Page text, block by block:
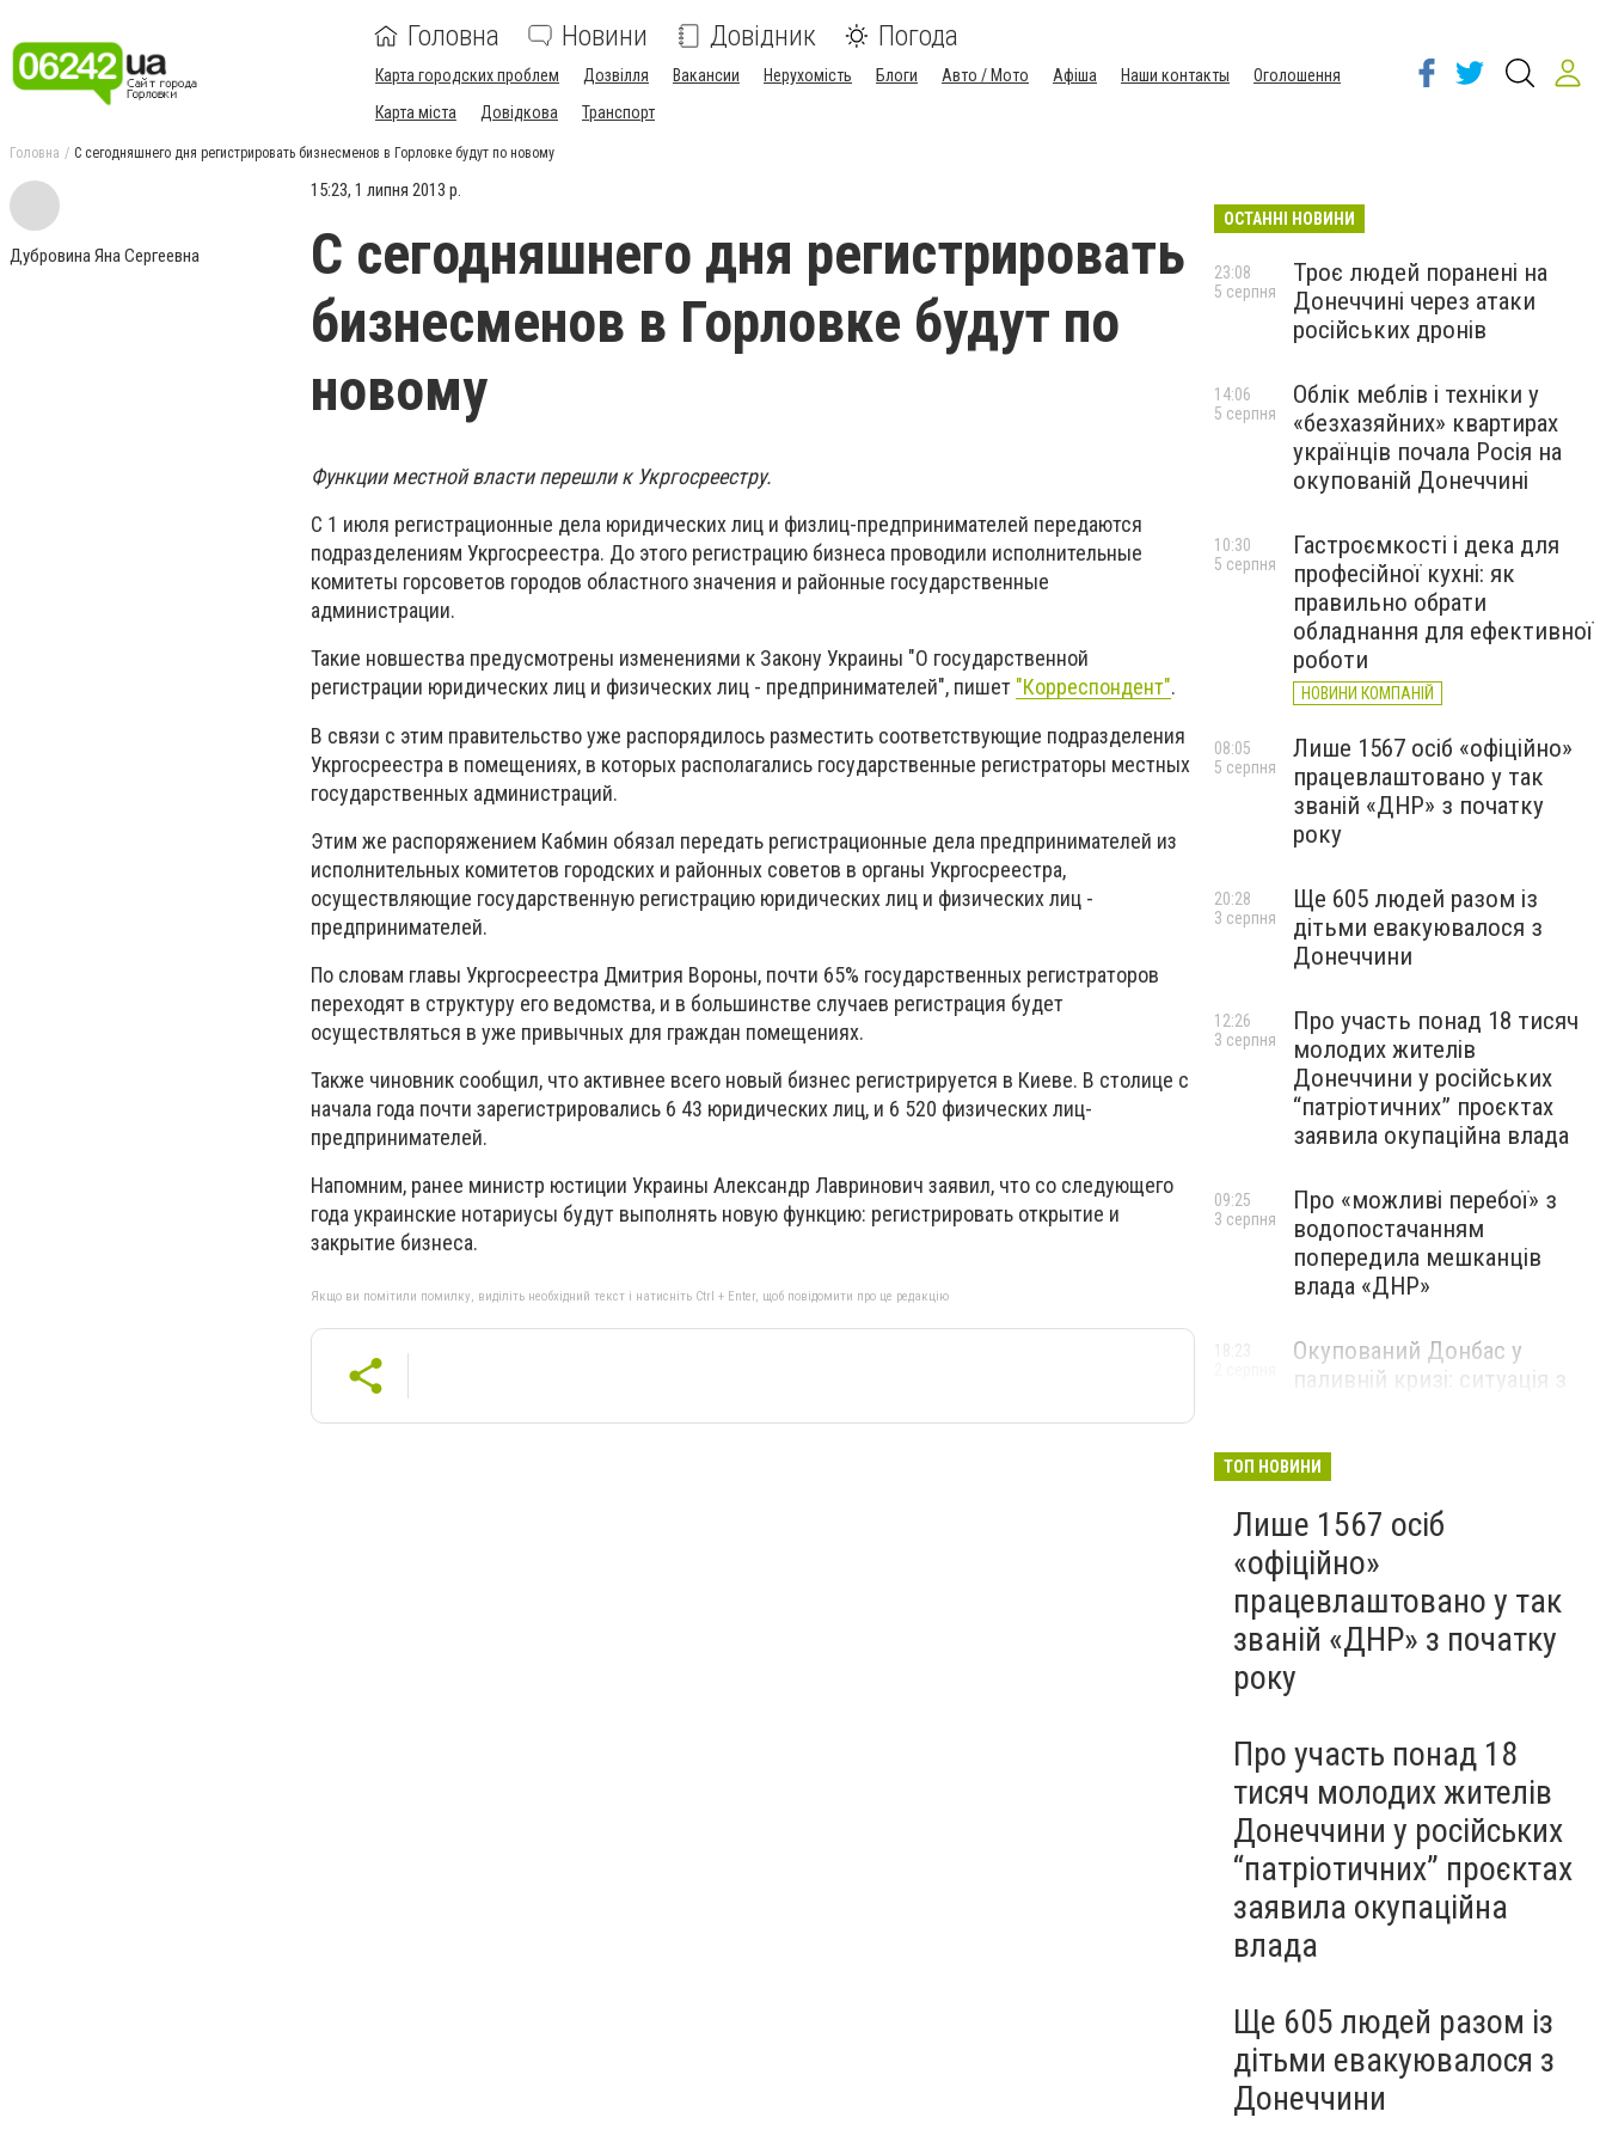
Головна Новини Довідник Погода
Карта городских проблем Дозвілля Вакансии Нерухомість Блоги Авто / Мото Афіша Наши контакты
Оголошення
Карта міста
Довідкова Транспорт
Головна С сегодняшнего дня регистрировать бизнесменов в Горловке будут по новому
Дубровина Яна Сергеевна
15:23, 1 липня 2013 р.
С сегодняшнего дня регистрировать
бизнесменов в Горловке будут по
новому
Функции местной власти перешли к Укргосреестру.
С 1 июля регистрационные дела юридических лиц и физлиц-предпринимателей передаются
подразделениям Укргосреестра. До этого регистрацию бизнеса проводили исполнительные
комитеты горсоветов городов областного значения и районные государственные
администрации.
Такие новшества предусмотрены изменениями к Закону Украины "О государственной
регистрации юридических лиц и физических лиц - предпринимателей", пишет "Корреспондент".
В связи с этим правительство уже распорядилось разместить соответствующие подразделения
Укргосреестра в помещениях, в которых располагались государственные регистраторы местных
государственных администраций.
Этим же распоряжением Кабмин обязал передать регистрационные дела предпринимателей из
исполнительных комитетов городских и районных советов в органы Укргосреестра,
осуществляющие государственную регистрацию юридических лиц и физических лиц -
предпринимателей.
По словам главы Укргосреестра Дмитрия Вороны, почти 65% государственных регистраторов
переходят в структуру его ведомства, и в большинстве случаев регистрация будет
осуществляться в уже привычных для граждан помещениях.
Также чиновник сообщил, что активнее всего новый бизнес регистрируется в Киеве. В столице с
начала года почти зарегистрировались 6 43 юридических лиц, и 6 520 физических лиц-
предпринимателей.
Напомним, ранее министр юстиции Украины Александр Лавринович заявил, что со следующего
года украинские нотариусы будут выполнять новую функцию: регистрировать открытие и
закрытие бизнеса.
Якщо ви помітили помилку, виділіть необхідний текст і натисніть Ctrl + Enter, щоб повідомити про це редакцію
ОСТАННІ НОВИНИ
Троє людей поранені на
Донеччині через атаки
російських дронів
23:08
5 серпня
Облік меблів і техніки у
«безхазяйних» квартирах
українців почала Росія на
окупованій Донеччині
14:06
5 серпня
Гастроємкості і дека для
професійної кухні: як
правильно обрати
обладнання для ефективної
роботи
НОВИНИ КОМПАНІЙ
10:30
5 серпня
Лише 1567 осіб «офіційно»
працевлаштовано у так
званій «ДНР» з початку
року
08:05
5 серпня
Ще 605 людей разом із
дітьми евакуювалося з
Донеччини
20:28
3 серпня
Про участь понад 18 тисяч
молодих жителів
Донеччини у російських
“патріотичних” проєктах
заявила окупаційна влада
12:26
3 серпня
Про «можливі перебої» з
водопостачанням
попередила мешканців
влада «ДНР»
09:25
3 серпня
Окупований Донбас у
паливній кризі: ситуація з
ТОП НОВИНИ
Лише 1567 осіб
«офіційно»
працевлаштовано у так
званій «ДНР» з початку
року
Про участь понад 18
тисяч молодих жителів
Донеччини у російських
“патріотичних” проєктах
заявила окупаційна
влада
Ще 605 людей разом із
дітьми евакуювалося з
Донеччини